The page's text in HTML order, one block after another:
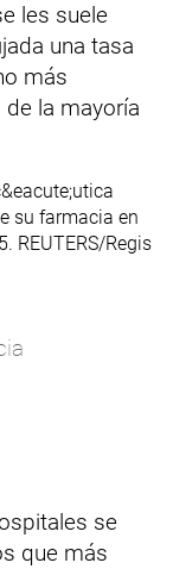
les suele
una tasa
más
la mayoría
se
que más